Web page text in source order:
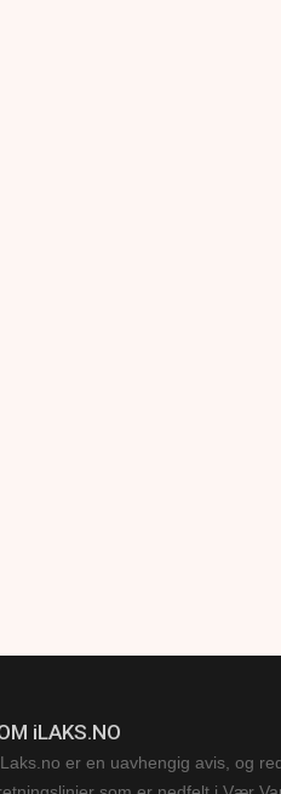
iLAKS.NO
er en uavhengig avis, og